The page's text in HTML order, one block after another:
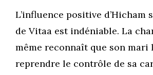
L’influence positive d’Hicham
de Vitaa est indéniable. La
même reconnaît que son mari
reprendre le contrôle de sa